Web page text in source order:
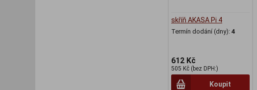
skříň AKASA Pi 4
Termín dodání (dny): 4
612 Kč
505 Kč (bez DPH:)
Koupit